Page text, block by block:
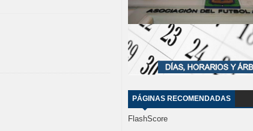
PÁGINAS RECOMENDADAS
FlashScore